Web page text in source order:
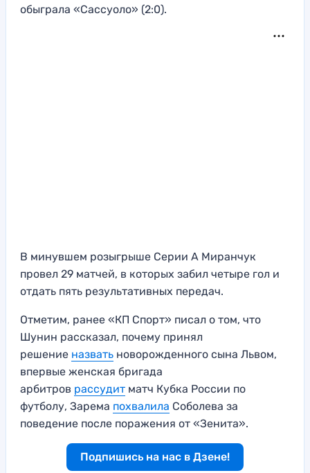
обыграла «Сассуоло» (2:0).
В минувшем розыгрыше Серии А Миранчук
провел 29 матчей, в которых забил четыре гол и
отдать пять результативных передач.
Отметим, ранее «КП Спорт» писал о том, что
Шунин рассказал, почему принял
решение назвать новорожденного сына Львом,
впервые женская бригада
арбитров рассудит матч Кубка России по
футболу, Зарема похвалила Соболева за
поведение после поражения от «Зенита».
Подпишись на нас в Дзене!